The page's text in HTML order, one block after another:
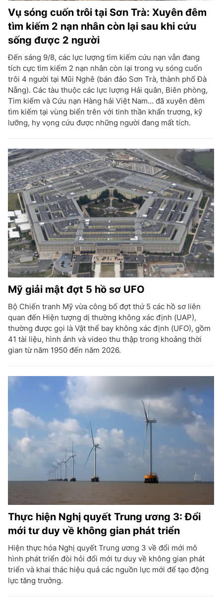
Vụ sóng cuốn trôi tại Sơn Trà: Xuyên đêm
tìm kiếm 2 nạn nhân còn lại sau khi cứu
sống được 2 người
Đến sáng 9/8, các lực lượng tìm kiếm cứu nạn vẫn đang
tích cực tìm kiếm 2 nạn nhân còn lại trong vụ sóng cuốn
trôi 4 người tại Mũi Nghê (bán đảo Sơn Trà, thành phố Đà
Nẵng). Các tàu thuộc các lực lượng Hải quân, Biên phòng,
Tìm kiếm và Cứu nạn Hàng hải Việt Nam… đã xuyên đêm
tìm kiếm tại vùng biển trên với tinh thần khẩn trương, kỹ
lưỡng, hy vọng cứu được những người đang mất tích.
Mỹ giải mật đợt 5 hồ sơ UFO
Bộ Chiến tranh Mỹ vừa công bố đợt thứ 5 các hồ sơ liên
quan đến Hiện tượng dị thường không xác định (UAP),
thường được gọi là Vật thể bay không xác định (UFO), gồm
41 tài liệu, hình ảnh và video thu thập trong khoảng thời
gian từ năm 1950 đến năm 2026.
Thực hiện Nghị quyết Trung ương 3: Đổi
mới tư duy về không gian phát triển
Hiện thực hóa Nghị quyết Trung ương 3 về đổi mới mô
hình phát triển đòi hỏi đổi mới tư duy về không gian phát
triển và khai thác hiệu quả các nguồn lực mới để tạo động
lực tăng trưởng.